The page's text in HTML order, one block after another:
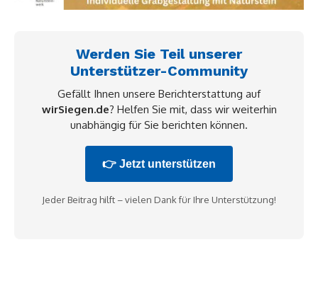
Werden Sie Teil unserer
Unterstützer-Community
Gefällt Ihnen unsere Berichterstattung auf
wirSiegen.de? Helfen Sie mit, dass wir weiterhin
unabhängig für Sie berichten können.
👉 Jetzt unterstützen
Jeder Beitrag hilft – vielen Dank für Ihre Unterstützung!